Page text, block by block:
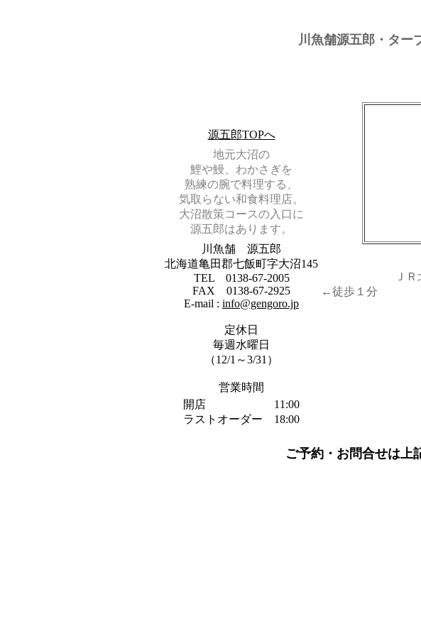
川魚舗源五郎・ター
源五郎TOPへ
Ｊ
←徒歩
地元大沼の
鯉や鰻、わかさぎを
熟練の腕で料理する、
気取らない和食料理店。
大沼散策コースの入口に
源五郎はあります。
川魚舗 源五郎
北海道亀田郡七飯町字大沼145
TEL 0138-67-2005
FAX 0138-67-2925
E-mail : info@gengoro.jp
定休日
毎週水曜日
（12/1～3/31）
営業時間
開店 11:00
ラストオーダー 18:00
ご予約・お問合せは上